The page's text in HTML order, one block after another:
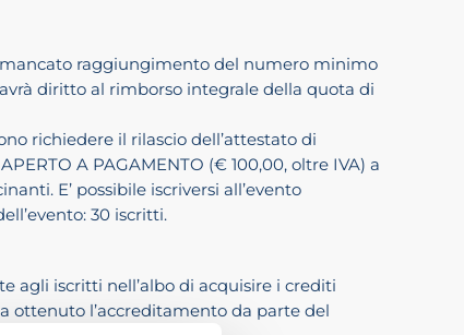
mancato raggiungimento del numero minimo
diritto al rimborso integrale della quota di
richiedere il rilascio dell’attestato di
A PAGAMENTO (€ 100,00, oltre IVA) a
E’ possibile iscriversi all’evento
30 iscritti.
agli iscritti nell’albo di acquisire i crediti
ottenuto l’accreditamento da parte del